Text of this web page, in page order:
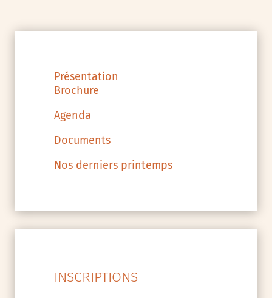
Présentation
Brochure
Agenda
Documents
Nos derniers printemps
INSCRIPTIONS